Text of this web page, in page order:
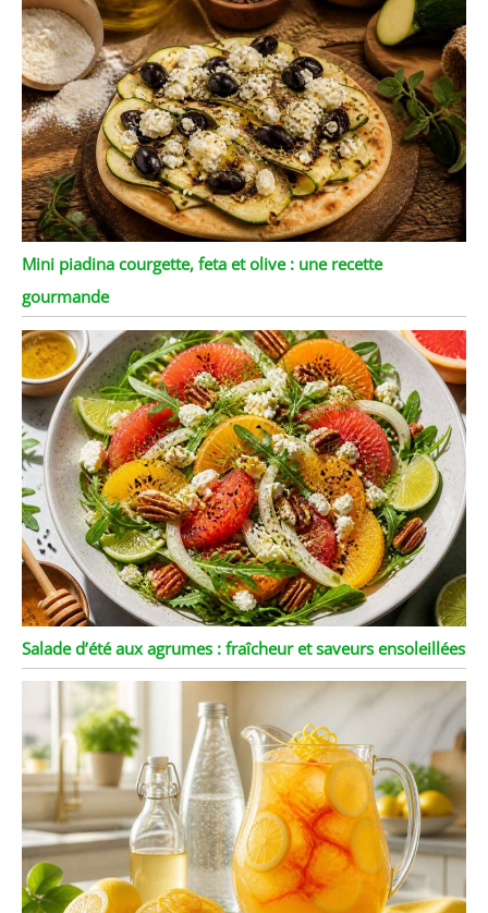
Mini piadina courgette, feta et olive : une recette
gourmande
Salade d’été aux agrumes : fraîcheur et saveurs ensoleillées